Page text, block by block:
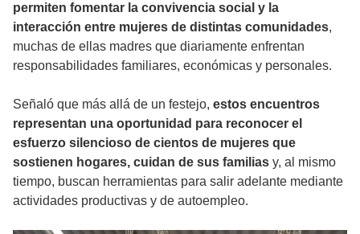
permiten fomentar la convivencia social y la
interacción entre mujeres de distintas comunidades,
muchas de ellas madres que diariamente enfrentan
responsabilidades familiares, económicas y personales.
Señaló que más allá de un festejo, estos encuentros
representan una oportunidad para reconocer el
esfuerzo silencioso de cientos de mujeres que
sostienen hogares, cuidan de sus familias y, al mismo
tiempo, buscan herramientas para salir adelante mediante
actividades productivas y de autoempleo.